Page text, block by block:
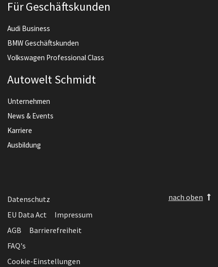
Für Geschäftskunden
Audi Business
BMW Geschäftskunden
Volkswagen Professional Class
Autowelt Schmidt
Unternehmen
News & Events
Karriere
Ausbildung
Datenschutz
EU Data Act
Impressum
AGB
Barrierefreiheit
FAQ's
Cookie-Einstellungen
nach oben